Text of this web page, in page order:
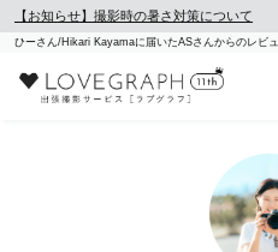
【お知らせ】撮影時の暑さ対策について
ひーさん/Hikari Kayamaに届いたASさんからのレビ